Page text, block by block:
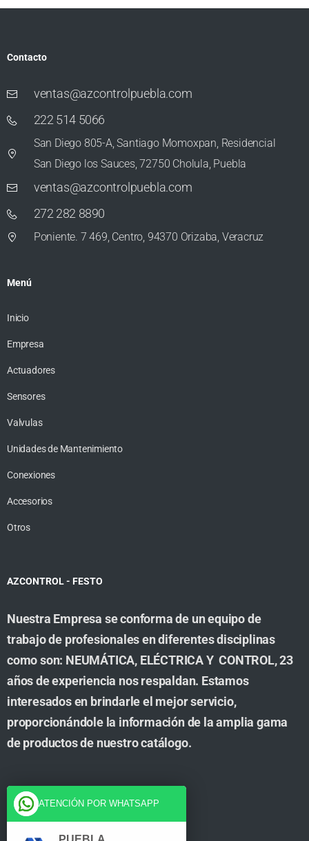
Contacto
ventas@azcontrolpuebla.com
222 514 5066
San Diego 805-A, Santiago Momoxpan, Residencial
San Diego los Sauces, 72750 Cholula, Puebla
ventas@azcontrolpuebla.com
272 282 8890
Poniente. 7 469, Centro, 94370 Orizaba, Veracruz
Menú
Inicio
Empresa
Actuadores
Sensores
Valvulas
Unidades de Mantenimiento
Conexiones
Accesorios
Otros
AZCONTROL - FESTO
Nuestra Empresa se conforma de un equipo de
trabajo de profesionales en diferentes disciplinas
como son: NEUMÁTICA, ELÉCTRICA Y CONTROL, 23
años de experiencia nos respaldan. Estamos
interesados en brindarle el mejor servicio,
proporcionándole la información de la amplia gama
de productos de nuestro catálogo.
Cuenta
Tienda
ATENCIÓN POR WHATSAPP